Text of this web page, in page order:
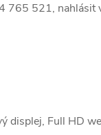
765 521, nahlásit
displej, Full HD